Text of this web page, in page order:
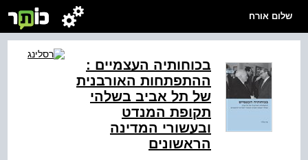
שלום אורח
בכוחותיה העצמיים :
ההתפתחות האורבנית
של תל אביב בשלהי
תקופת המנדט
ובעשורי המדינה
הראשונים